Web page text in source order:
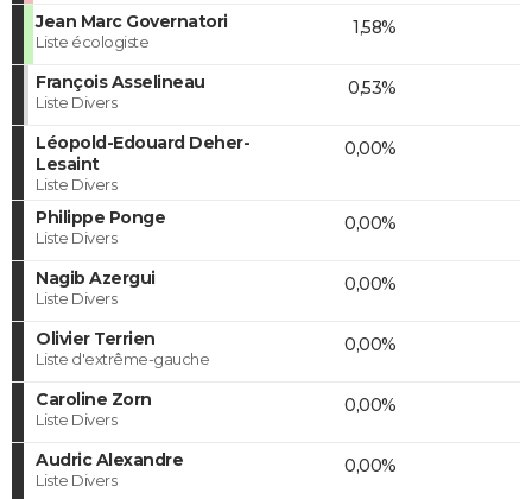
Jean Marc Governatori
Liste écologiste
1,58%
François Asselineau
Liste Divers
0,53%
Léopold-Edouard Deher-
Lesaint
Liste Divers
0,00%
Philippe Ponge
Liste Divers
0,00%
Nagib Azergui
Liste Divers
0,00%
Olivier Terrien
Liste d'extrême-gauche
0,00%
Caroline Zorn
Liste Divers
0,00%
Audric Alexandre
Liste Divers
0,00%